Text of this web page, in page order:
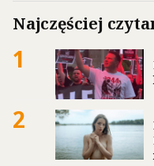
Najczęściej
1
2